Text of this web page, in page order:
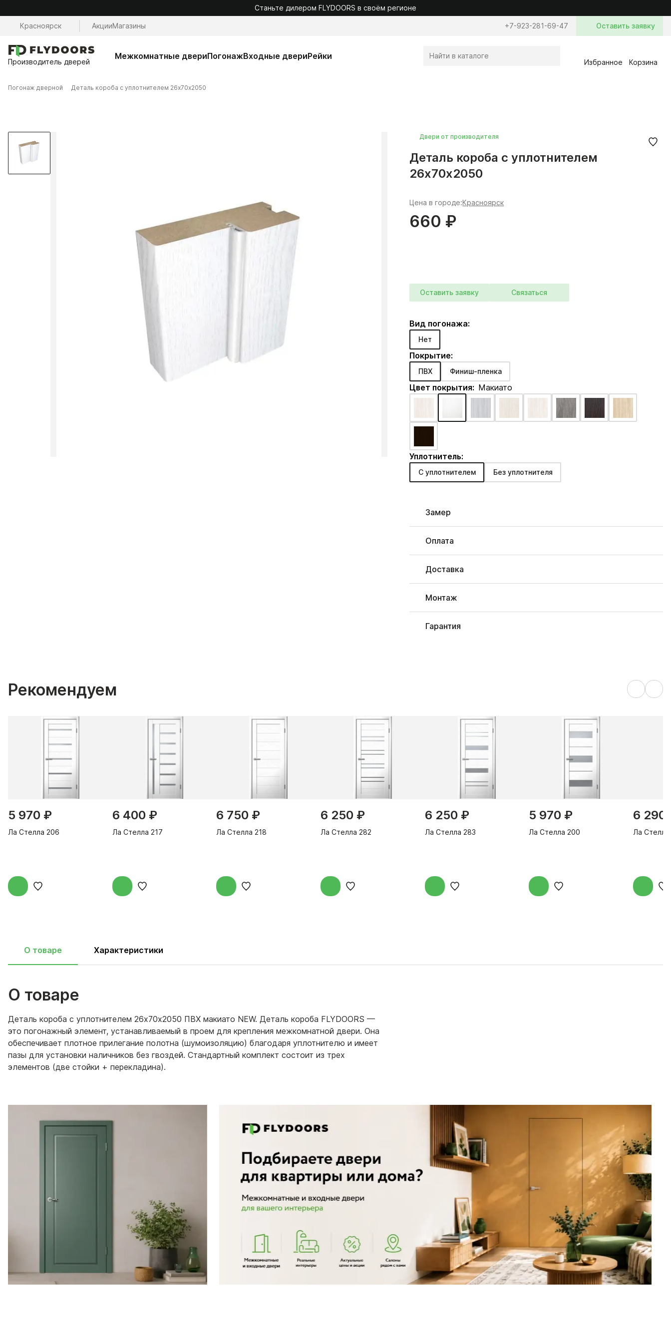
Станьте дилером FLYDOORS в своём регионе
Красноярск АкцииМагазины +7-923-281-69-47 Оставить заявку
Производитель дверей
Межкомнатные двериПогонажВходные двериРейки
Избранное Корзина
Погонаж дверной Деталь короба с уплотнителем 26х70х2050
Двери от производителя
Деталь короба с уплотнителем
26х70х2050
Цена в городе:Красноярск
660 ₽
Оставить заявку Связаться
Вид погонажа:
Нет
Покрытие:
ПВХ Финиш-пленка
Цвет покрытия: Макиато
Уплотнитель:
С уплотнителем Без уплотнителя
Замер
Оплата
Доставка
Монтаж
Гарантия
Рекомендуем
5 970 ₽
Ла Стелла 206
6 400 ₽
Ла Стелла 217
6 750 ₽
Ла Стелла 218
6 250 ₽
Ла Стелла 282
6 250 ₽
Ла Стелла 283
5 970 ₽
Ла Стелла 200
6 290
Ла Стелла
О товаре Характеристики
О товаре
Деталь короба с уплотнителем 26х70х2050 ПВХ макиато NEW. Деталь короба FLYDOORS —
это погонажный элемент, устанавливаемый в проем для крепления межкомнатной двери. Она
обеспечивает плотное прилегание полотна (шумоизоляцию) благодаря уплотнителю и имеет
пазы для установки наличников без гвоздей. Стандартный комплект состоит из трех
элементов (две стойки + перекладина).